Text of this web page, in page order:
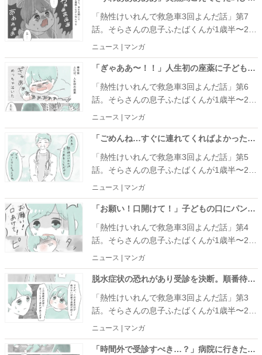
「熱性けいれんで救急車3回よんだ話」第7
話。そらさんの息子ふたばくんが1歳半〜2歳
10カ月の間に4回起こった熱性けいれんの話
を紹介します。
ニュース | マンガ
「ぎゃああ〜！！」人生初の座薬に子どもは大絶叫。しかし座薬が終わると… #熱性けいれんで救急車3回よんだ話 6
「熱性けいれんで救急車3回よんだ話」第6
話。そらさんの息子ふたばくんが1歳半〜2歳
10カ月の間に4回起こった熱性けいれんの話
を紹介します。
ニュース | マンガ
「ごめんね…すぐに連れてくればよかった」先生の話を聞いてママ大反省… #熱性けいれんで救急車3回よんだ話 5
「熱性けいれんで救急車3回よんだ話」第5
話。そらさんの息子ふたばくんが1歳半〜2歳
10カ月の間に4回起こった熱性けいれんの話
を紹介します。
ニュース | マンガ
「お願い！口開けて！」子どもの口にパンが詰まり取れなくなってしまって…？ #熱性けいれんで救急車3回よんだ話 4
「熱性けいれんで救急車3回よんだ話」第4
話。そらさんの息子ふたばくんが1歳半〜2歳
10カ月の間に4回起こった熱性けいれんの話
を紹介します。
ニュース | マンガ
脱水症状の恐れがあり受診を決断。順番待ちをしているとまさかの出来事が… #熱性けいれんで救急車3回よんだ話 3
「熱性けいれんで救急車3回よんだ話」第3
話。そらさんの息子ふたばくんが1歳半〜2歳
10カ月の間に4回起こった熱性けいれんの話
を紹介します。
ニュース | マンガ
「時間外で受診すべき…？」病院に行きたいけれど不安なことがあって… #熱性けいれんで救急車3回よんだ話 2